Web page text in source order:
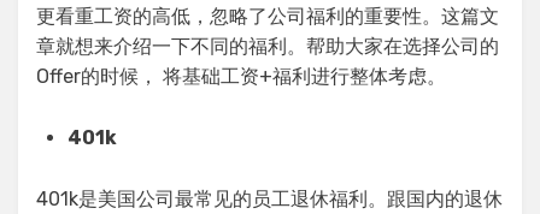
更看重工资的高低，忽略了公司福利的重要性。这篇文
章就想来介绍一下不同的福利。帮助大家在选择公司的
Offer的时候， 将基础工资+福利进行整体考虑。
401k
401k是美国公司最常见的员工退休福利。跟国内的退休